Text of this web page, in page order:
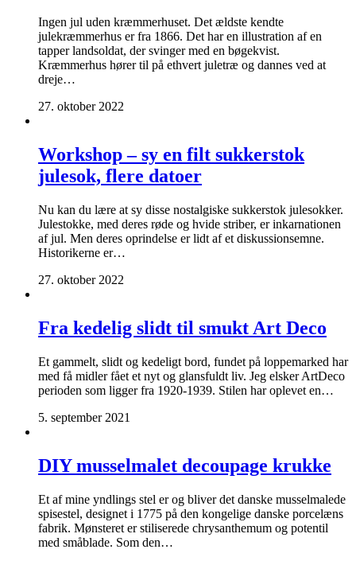
Ingen jul uden kræmmerhuset. Det ældste kendte
julekræmmerhus er fra 1866. Det har en illustration af en
tapper landsoldat, der svinger med en bøgekvist.
Kræmmerhus hører til på ethvert juletræ og dannes ved at
dreje…
27. oktober 2022
Workshop – sy en filt sukkerstok
julesok, flere datoer
Nu kan du lære at sy disse nostalgiske sukkerstok julesokker.
Julestokke, med deres røde og hvide striber, er inkarnationen
af jul. Men deres oprindelse er lidt af et diskussionsemne.
Historikerne er…
27. oktober 2022
Fra kedelig slidt til smukt Art Deco
Et gammelt, slidt og kedeligt bord, fundet på loppemarked har
med få midler fået et nyt og glansfuldt liv. Jeg elsker ArtDeco
perioden som ligger fra 1920-1939. Stilen har oplevet en…
5. september 2021
DIY musselmalet decoupage krukke
Et af mine yndlings stel er og bliver det danske musselmalede
spisestel, designet i 1775 på den kongelige danske porcelæns
fabrik. Mønsteret er stiliserede chrysanthemum og potentil
med småblade. Som den…